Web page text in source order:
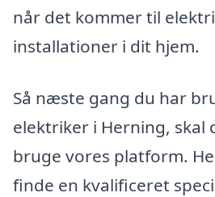
når det kommer til
installationer i dit hjem.
Så næste gang du har
elektriker i Herning, skal
bruge vores platform.
finde en kvalificeret